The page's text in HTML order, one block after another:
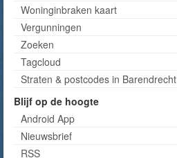
Woninginbraken kaart
Vergunningen
Zoeken
Tagcloud
Straten & postcodes in Barendrecht
Blijf op de hoogte
Android App
Nieuwsbrief
RSS